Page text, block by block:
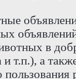
в
т.п.), а